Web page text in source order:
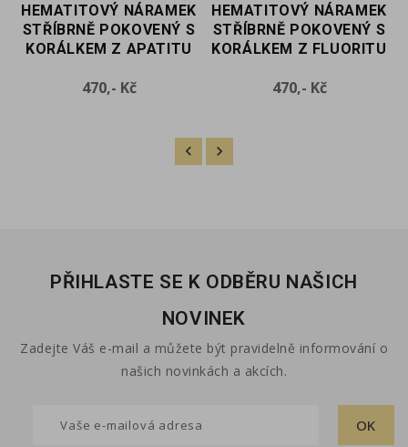
HEMATITOVÝ NÁRAMEK
STŘÍBRNĚ POKOVENÝ S
KORÁLKEM Z APATITU
470,- KčCena
HEMATITOVÝ NÁRAMEK
STŘÍBRNĚ POKOVENÝ S
KORÁLKEM Z FLUORITU
470,- KčCena
PŘIHLASTE SE K ODBĚRU NAŠICH
NOVINEK
Zadejte Váš e-mail a můžete být pravidelně informování o
našich novinkách a akcích.